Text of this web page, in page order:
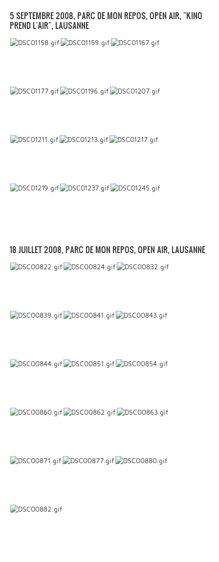
5 SEPTEMBRE 2008, PARC DE MON REPOS, OPEN AIR, "KINO
PREND L'AIR", LAUSANNE
18 JUILLET 2008, PARC DE MON REPOS, OPEN AIR, LAUSANNE